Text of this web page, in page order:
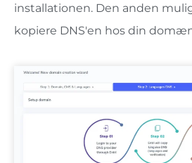
installationen. Den anden
kopiere DNS'en hos din